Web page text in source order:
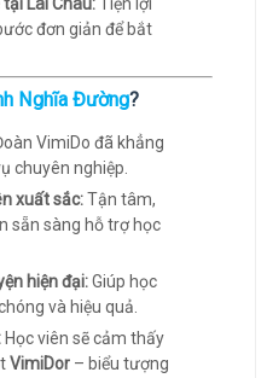
đơn giản để bắt
Nghĩa Đường?
VimiDo đã khẳng
chuyên nghiệp.
xuất sắc:Tận tâm,
sẵn sàng hỗ trợ học
hiện đại:Giúp học
và hiệu quả.
Học viên sẽ cảm thấy
VimiDor– biểu tượng